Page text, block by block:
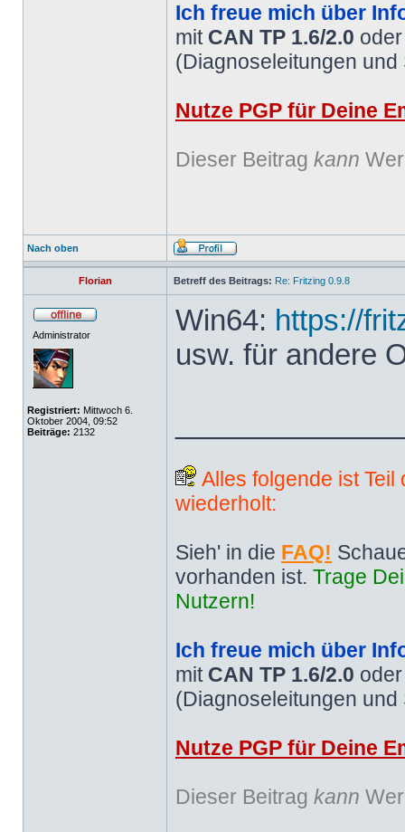
Ich freue mich über
mit CAN TP 1.6/2.0
(Diagnoseleitungen
Nutze PGP für Deine
Dieser Beitrag kann
Nach oben
Florian Betreff des Beitrags: Re: Fritzing 0.9.8
Administrator
Registriert: Mittwoch 6.
Oktober 2004, 09:52
Beiträge: 2132
Win64: https://
usw. für andere
Alles folgende ist
wiederholt:
Sieh' in die FAQ!
vorhanden ist. Trage
Nutzern!
Ich freue mich über
mit CAN TP 1.6/2.0
(Diagnoseleitungen
Nutze PGP für Deine
Dieser Beitrag kann